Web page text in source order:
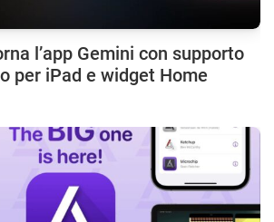
l’app Gemini con supporto
per iPad e widget Home